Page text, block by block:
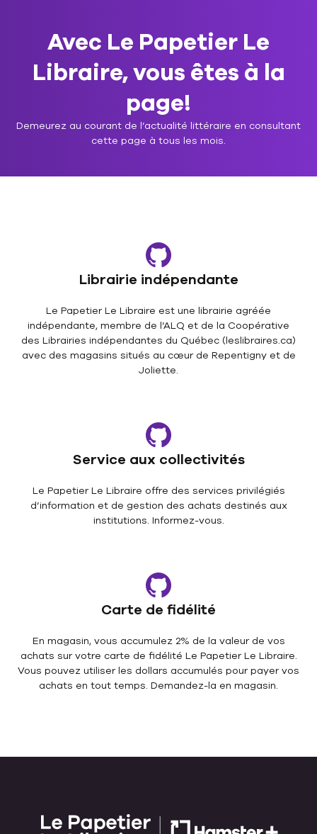
Avec Le Papetier Le
Libraire, vous êtes à la
page!
Demeurez au courant de l’actualité littéraire en consultant
cette page à tous les mois.
Librairie indépendante
Le Papetier Le Libraire est une librairie agréée
indépendante, membre de l’ALQ et de la Coopérative
des Librairies indépendantes du Québec (leslibraires.ca)
avec des magasins situés au cœur de Repentigny et de
Joliette.
Service aux collectivités
Le Papetier Le Libraire offre des services privilégiés
d’information et de gestion des achats destinés aux
institutions. Informez-vous.
Carte de fidélité
En magasin, vous accumulez 2% de la valeur de vos
achats sur votre carte de fidélité Le Papetier Le Libraire.
Vous pouvez utiliser les dollars accumulés pour payer vos
achats en tout temps. Demandez-la en magasin.